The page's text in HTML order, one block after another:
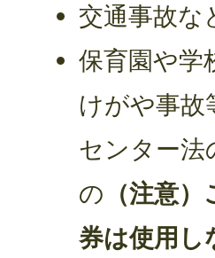
交通事故な
保育園や学
けがや事故
センター法
の （注意
券は使用し